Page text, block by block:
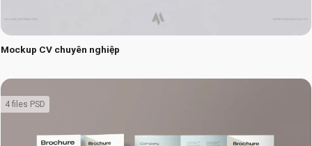
Mockup CV chuyên nghiệp
4 files PSD